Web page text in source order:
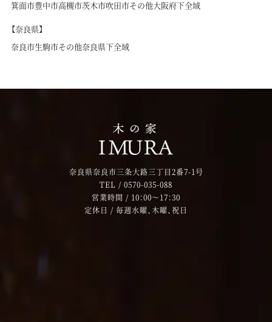
箕面市豊中市高槻市茨木市吹田市その他大阪府下全域
【奈良県】
奈良市生駒市その他奈良県下全域
奈良県奈良市三条大路三丁目2番7-1号
TEL / 0570-035-088
営業時間 / 10：00～17：30
定休日 / 毎週水曜、木曜、祝日